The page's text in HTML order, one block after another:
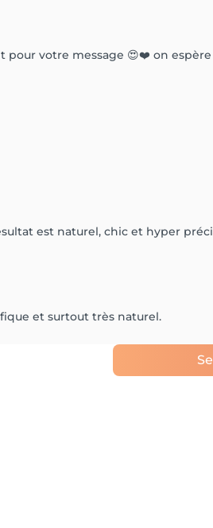
pour votre message 😍❤️ on
est naturel, chic et hyper
et surtout très naturel.